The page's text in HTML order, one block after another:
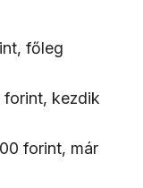
főleg
forint, kezdik
forint, már